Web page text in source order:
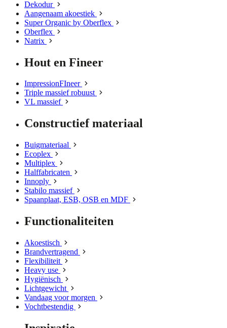
Dekodur
Aangenaam akoestiek
Super Organic by Oberflex
Oberflex
Natrix
Hout en Fineer
ImpressionFIneer
Triple massief robuust
VL massief
Constructief materiaal
Buigmateriaal
Ecoplex
Multiplex
Halffabricaten
Innoply
Stabilo massief
Spaanplaat, ESB, OSB en MDF
Functionaliteiten
Akoestisch
Brandvertragend
Flexibiliteit
Heavy use
Hygiënisch
Lichtgewicht
Vandaag voor morgen
Vochtbestendig